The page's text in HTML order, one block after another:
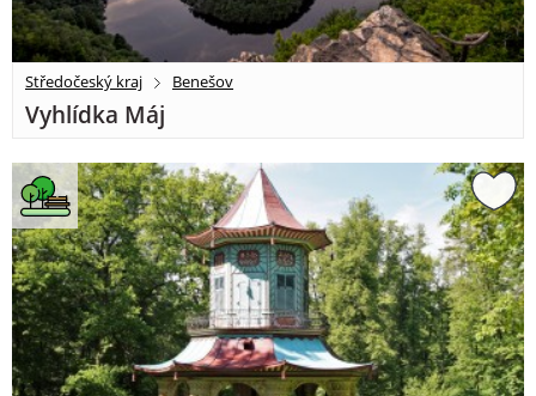
Středočeský kraj Benešov
Vyhlídka Máj